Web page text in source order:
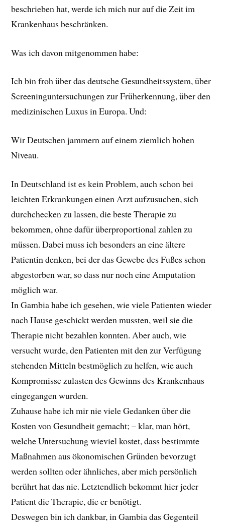
beschrieben hat, werde ich mich nur auf die Zeit im
Krankenhaus beschränken.
Was ich davon mitgenommen habe:
Ich bin froh über das deutsche Gesundheitssystem, über
Screeninguntersuchungen zur Früherkennung, über den
medizinischen Luxus in Europa. Und:
Wir Deutschen jammern auf einem ziemlich hohen
Niveau.
In Deutschland ist es kein Problem, auch schon bei
leichten Erkrankungen einen Arzt aufzusuchen, sich
durchchecken zu lassen, die beste Therapie zu
bekommen, ohne dafür überproportional zahlen zu
müssen. Dabei muss ich besonders an eine ältere
Patientin denken, bei der das Gewebe des Fußes schon
abgestorben war, so dass nur noch eine Amputation
möglich war.
In Gambia habe ich gesehen, wie viele Patienten wieder
nach Hause geschickt werden mussten, weil sie die
Therapie nicht bezahlen konnten. Aber auch, wie
versucht wurde, den Patienten mit den zur Verfügung
stehenden Mitteln bestmöglich zu helfen, wie auch
Kompromisse zulasten des Gewinns des Krankenhaus
eingegangen wurden.
Zuhause habe ich mir nie viele Gedanken über die
Kosten von Gesundheit gemacht; – klar, man hört,
welche Untersuchung wieviel kostet, dass bestimmte
Maßnahmen aus ökonomischen Gründen bevorzugt
werden sollten oder ähnliches, aber mich persönlich
berührt hat das nie. Letztendlich bekommt hier jeder
Patient die Therapie, die er benötigt.
Deswegen bin ich dankbar, in Gambia das Gegenteil